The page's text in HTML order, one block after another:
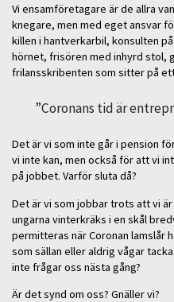
Vi ensamföretagare är de allra
knegare, men med eget ansvar
killen i hantverkarbil, konsulten
hörnet, frisören med inhyrd stol,
frilansskribenten som sitter på
”Coronans tid är
Det är vi som inte går i pension
vi inte kan, men också för att vi
på jobbet. Varför sluta då?
Det är vi som jobbar trots att vi
ungarna vinterkräks i en skål
permitteras när Coronan lamslår
som sällan eller aldrig vågar
inte frågar oss nästa gång?
Är det synd om oss? Gnäller vi?